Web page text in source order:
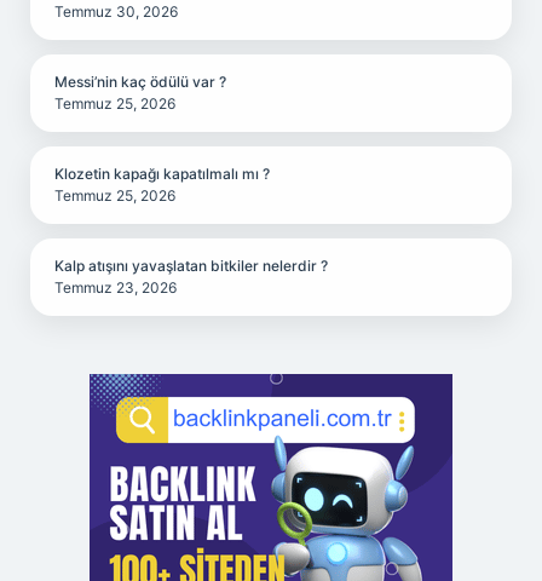
Temmuz 30, 2026
Messi’nin kaç ödülü var ?
Temmuz 25, 2026
Klozetin kapağı kapatılmalı mı ?
Temmuz 25, 2026
Kalp atışını yavaşlatan bitkiler nelerdir ?
Temmuz 23, 2026